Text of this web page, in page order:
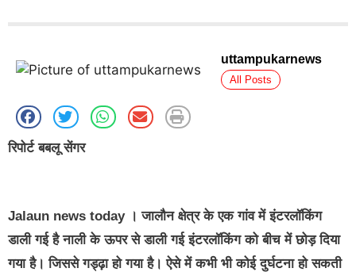
uttampukarnews
All Posts
रिपोर्ट बबलू सेंगर
Jalaun news today। जालौन क्षेत्र के एक गांव में इंटरलॉकिंग
डाली गई है नाली के ऊपर से डाली गई इंटरलॉकिंग को बीच में छोड़ दिया
गया है। जिससे गड्ढ़ा हो गया है। ऐसे में कभी भी कोई दुर्घटना हो सकती